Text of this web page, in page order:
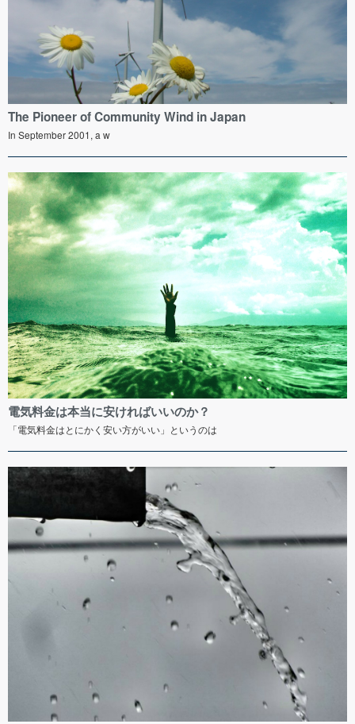
The Pioneer of Community Wind in Japan
In September 2001, a w
電気料金は本当に安ければいいのか？
「電気料金はとにかく安い方がいい」というのは